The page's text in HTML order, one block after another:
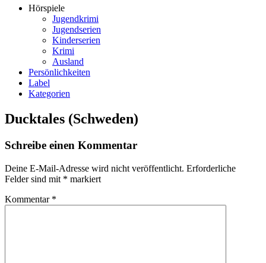
Hörspiele
Jugendkrimi
Jugendserien
Kinderserien
Krimi
Ausland
Persönlichkeiten
Label
Kategorien
Ducktales (Schweden)
Schreibe einen Kommentar
Deine E-Mail-Adresse wird nicht veröffentlicht. Erforderliche
Felder sind mit * markiert
Kommentar *